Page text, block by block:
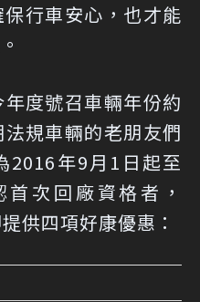
行車安心，也才能
度號召車輛年份約
規車輛的老朋友們
2016年9月1日起至
次回廠資格者，
供四項好康優惠：